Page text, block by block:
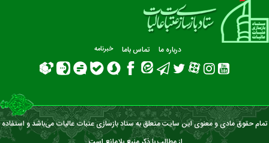
درباره ما تماس باما خبرنامه
تمام حقوق مادی و معنوی این سایت متعلق به ستاد بازسازی عتبات عالیات می‌باشد و استفاده